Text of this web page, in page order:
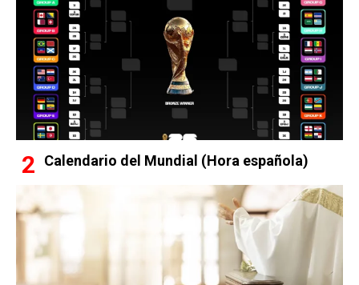
Calendario del Mundial (Hora española)